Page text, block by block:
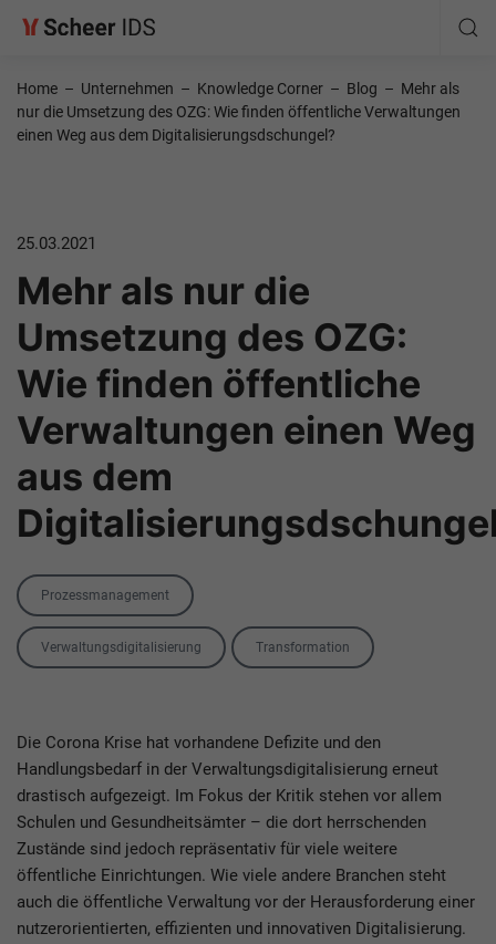
Home – Unternehmen – Knowledge Corner – Blog – Mehr als
nur die Umsetzung des OZG: Wie finden öffentliche Verwaltungen
einen Weg aus dem Digitalisierungsdschungel?
25.03.2021
Mehr als nur die
Umsetzung des OZG:
Wie finden öffentliche
Verwaltungen einen Weg
aus dem
CategoryProzessmanagement
TagsVerwaltungsdigitalisierung Transformation
Die Corona Krise hat vorhandene Defizite und den
Handlungsbedarf in der Verwaltungsdigitalisierung erneut
drastisch aufgezeigt. Im Fokus der Kritik stehen vor allem
Schulen und Gesundheitsämter – die dort herrschenden
Zustände sind jedoch repräsentativ für viele weitere
öffentliche Einrichtungen. Wie viele andere Branchen steht
auch die öffentliche Verwaltung vor der Herausforderung einer
nutzerorientierten, effizienten und innovativen Digitalisierung.